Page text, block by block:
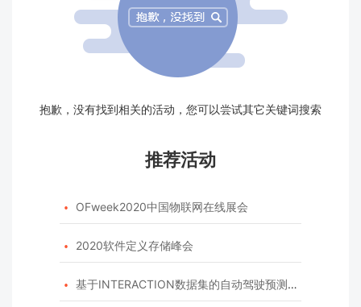
抱歉，没有找到相关的活动，您可以尝试其它关键词搜索
推荐活动
 OFweek2020中国物联网在线展会
 2020软件定义存储峰会
 基于INTERACTION数据集的自动驾驶预测模型挑战赛